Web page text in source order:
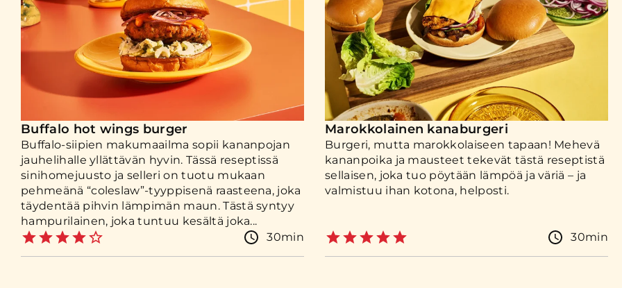
Buffalo hot wings burger
Buffalo-siipien makumaailma sopii kananpojan
jauhelihalle yllättävän hyvin. Tässä reseptissä
sinihomejuusto ja selleri on tuotu mukaan
pehmeänä “coleslaw”-tyyppisenä raasteena, joka
täydentää pihvin lämpimän maun. Tästä syntyy
hampurilainen, joka tuntuu kesältä joka...
30min
Marokkolainen kanaburgeri
Burgeri, mutta marokkolaiseen tapaan! Mehevä
kananpoika ja mausteet tekevät tästä reseptistä
sellaisen, joka tuo pöytään lämpöä ja väriä – ja
valmistuu ihan kotona, helposti.
30min